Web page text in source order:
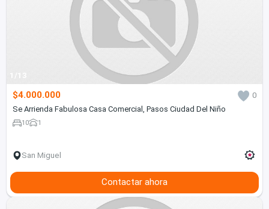
1/13
$4.000.000
0
Se Arrienda Fabulosa Casa Comercial, Pasos Ciudad Del Niño
10 1
San Miguel
Contactar ahora